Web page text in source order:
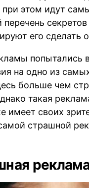
при этом идут
его сделать
попытались
на одно из
больше чем
такая
имеет своих
страшной